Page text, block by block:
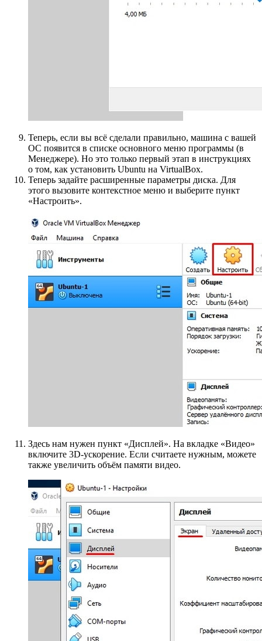
Теперь, если вы всё сделали правильно, машина с вашей
ОС появится в списке основного меню программы (в
Менеджере). Но это только первый этап в инструкциях
о том, как установить Ubuntu на VirtualBox.
Теперь задайте расширенные параметры диска. Для
этого вызовите контекстное меню и выберите пункт
«Настроить».
Здесь нам нужен пункт «Дисплей». На вкладке «Видео»
включите 3D-ускорение. Если считаете нужным, можете
также увеличить объём памяти видео.